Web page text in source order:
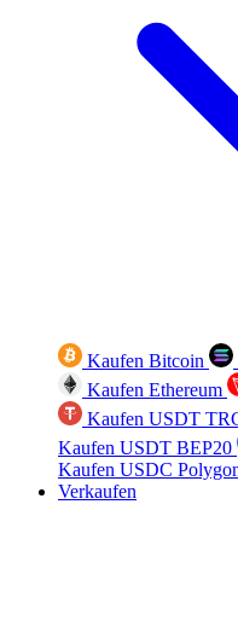
Kaufen Bitcoin
Kaufen Ethereum
Kaufen USDT
Kaufen USDT BEP20
Kaufen USDC
Verkaufen